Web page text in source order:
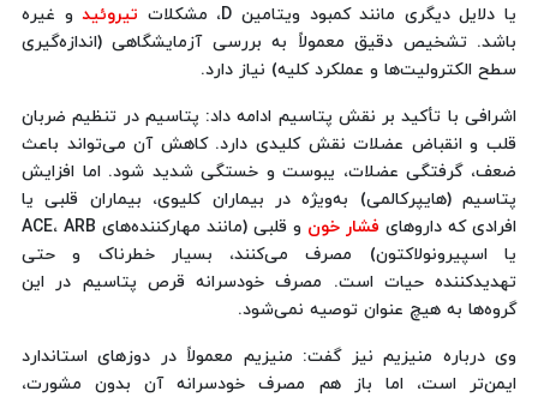
یا دلایل دیگری مانند کمبود ویتامین D، مشکلات
تیروئیدو غیره
باشد. تشخیص دقیق معمولاً به بررسی آزمایشگاهی (اندازه‌گیری
سطح الکترولیت‌ها و عملکرد کلیه) نیاز دارد.
اشرافی با تأکید بر نقش پتاسیم ادامه داد: پتاسیم در تنظیم ضربان
قلب و انقباض عضلات نقش کلیدی دارد. کاهش آن می‌تواند باعث
ضعف، گرفتگی عضلات، یبوست و خستگی شدید شود. اما افزایش
پتاسیم (هایپرکالمی) به‌ویژه در بیماران کلیوی، بیماران قلبی یا
افرادی که داروهای فشار خون
و قلبی (مانند مهارکننده‌های ACE، ARB
یا اسپیرونولاکتون) مصرف می‌کنند، بسیار خطرناک و حتی
تهدیدکننده حیات است. مصرف خودسرانه قرص پتاسیم در این
گروه‌ها به هیچ عنوان توصیه نمی‌شود.
وی درباره منیزیم نیز گفت: منیزیم معمولاً در دوزهای استاندارد
ایمن‌تر است، اما باز هم مصرف خودسرانه آن بدون مشورت،